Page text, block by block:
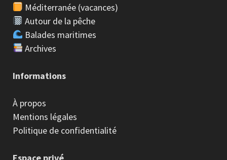
Méditerranée (vacances)
Autour de la pêche
Balades maritimes
Archives
Informations
À propos
Mentions légales
Politique de confidentialité
Espace privé